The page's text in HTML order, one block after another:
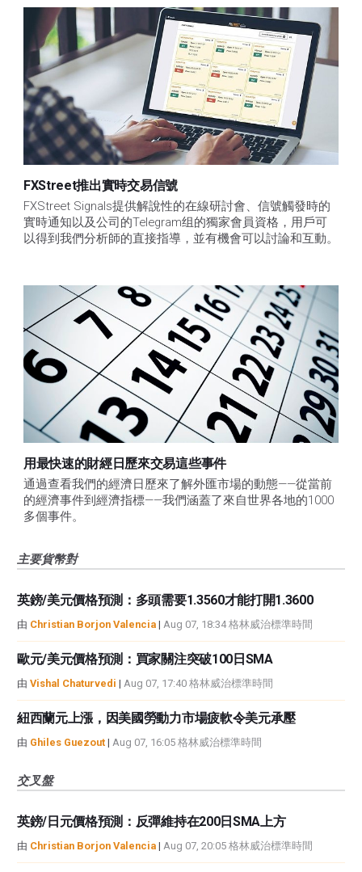
FXStreet推出實時交易信號
FXStreet Signals提供解說性的在線研討會、信號觸發時的
實時通知以及公司的Telegram组的獨家會員資格，用戶可
以得到我們分析師的直接指導，並有機會可以討論和互動。
用最快速的財經日歷來交易這些事件
通過查看我們的經濟日歷來了解外匯市場的動態——從當前
的經濟事件到經濟指標——我們涵蓋了來自世界各地的1000
多個事件。
主要貨幣對
英鎊/美元價格預測：多頭需要1.3560才能打開1.3600
由 Christian Borjon Valencia | Aug 07, 18:34 格林威治標準時間
歐元/美元價格預測：買家關注突破100日SMA
由 Vishal Chaturvedi | Aug 07, 17:40 格林威治標準時間
紐西蘭元上漲，因美國勞動力市場疲軟令美元承壓
由 Ghiles Guezout | Aug 07, 16:05 格林威治標準時間
交叉盤
英鎊/日元價格預測：反彈維持在200日SMA上方
由 Christian Borjon Valencia | Aug 07, 20:05 格林威治標準時間